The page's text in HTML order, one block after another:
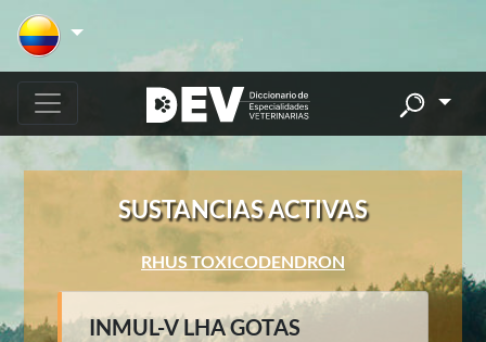
SUSTANCIAS ACTIVAS
RHUS TOXICODENDRON
INMUL-V LHA GOTAS